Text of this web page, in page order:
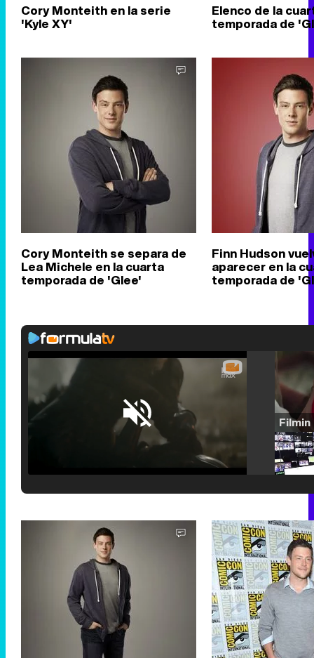
Cory Monteith en la serie
'Kyle XY'
Elenco de la
temporada de
Cory Monteith se separa de
Lea Michele en la cuarta
temporada de 'Glee'
Finn Hudson
aparecer en la
temporada de